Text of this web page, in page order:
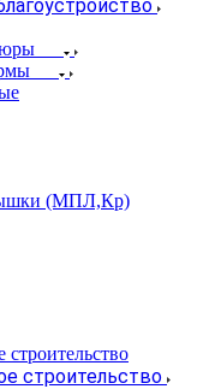
(МПЛ,Кр)
строительство